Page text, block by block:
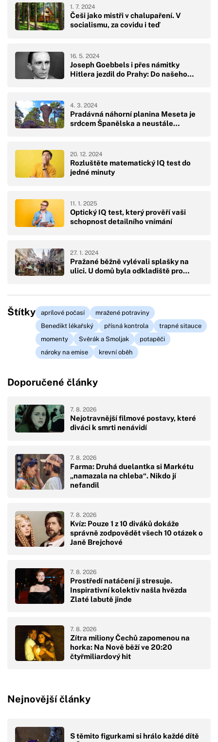
Češi jako mistři v chalupaření. V
socialismu, za covidu i teď
1. 7. 2024
Joseph Goebbels i přes námitky
Hitlera jezdil do Prahy: Do našeho…
16. 5. 2024
Pradávná náhorní planina Meseta je
srdcem Španělska a neustále…
4. 3. 2024
Rozluštěte matematický IQ test do
jedné minuty
20. 12. 2024
Optický IQ test, který prověří vaši
schopnost detailního vnímání
11. 1. 2025
Pražané běžně vylévali splašky na
ulici. U domů byla odkladiště pro…
27. 1. 2024
Štítky aprílové počasí
mražené potraviny
Benedikt lékařský
přísná kontrola
trapné sitauce
momenty
Svěrák a Smoljak
potapěči
nároky na emise
krevní oběh
Doporučené články
Nejotravnější filmové postavy, které
diváci k smrti nenávidí
7. 8. 2026
Farma: Druhá duelantka si Markétu
„namazala na chleba“. Nikdo jí
nefandil
7. 8. 2026
Kvíz: Pouze 1 z 10 diváků dokáže
správně zodpovědět všech 10 otázek o
Janě Brejchové
7. 8. 2026
Prostředí natáčení ji stresuje.
Inspirativní kolektiv našla hvězda
Zlaté labutě jinde
7. 8. 2026
Zítra miliony Čechů zapomenou na
horka: Na Nově běží ve 20:20
čtyřmiliardový hit
7. 8. 2026
Nejnovější články
S těmito figurkami si hrálo každé dítě